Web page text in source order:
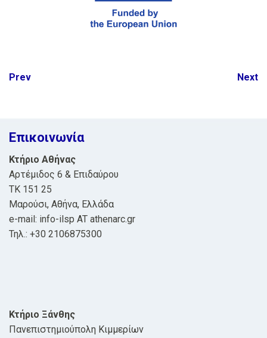
Post
Prev Next
Επικοινωνία
Κτήριο Αθήνας
Αρτέμιδος 6 & Επιδαύρου
ΤΚ 151 25
Μαρούσι, Αθήνα, Ελλάδα
e-mail: info-ilsp AT athenarc.gr
Τηλ.: +30 2106875300
Κτήριο Ξάνθης
Πανεπιστημιούπολη Κιμμερίων